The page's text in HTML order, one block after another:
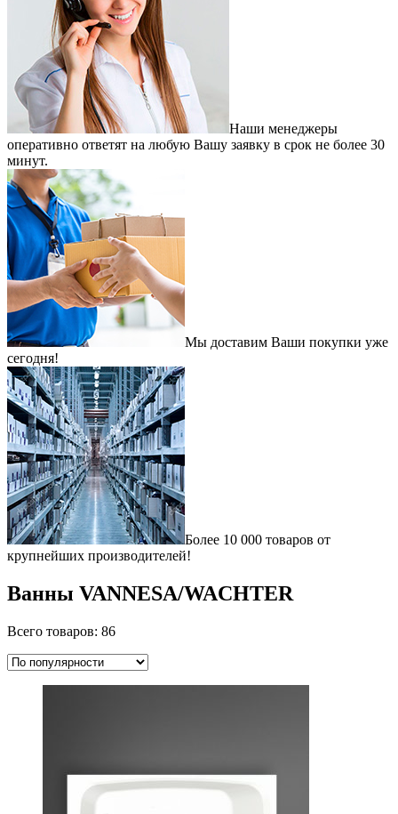
Наши менеджеры
оперативно ответят на любую Вашу заявку в срок не более 30
минут.
Мы доставим Ваши покупки уже
сегодня!
Более 10 000 товаров от
крупнейших производителей!
Ванны VANNESA/WACHTER
Всего товаров: 86